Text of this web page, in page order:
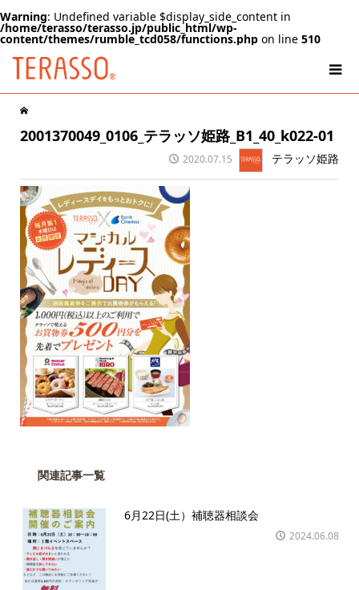
Warning: Undefined variable $display_side_content in
/home/terasso/terasso.jp/public_html/wp-
content/themes/rumble_tcd058/functions.php on line 510
2001370049_0106_テラッソ姫路_B1_40_k022-01
2020.07.15 テラッソ姫路
関連記事一覧
6月22日(土）補聴器相談会
2024.06.08